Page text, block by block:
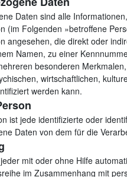
Daten sind alle
(im Folgenden »betroffene
angesehen, die direkt oder
Namen, zu einer
besonderen
wirtschaftlichen,
werden kann.
ist jede identifizierte oder
Daten von dem für die
mit oder ohne Hilfe
im Zusammenhang mit